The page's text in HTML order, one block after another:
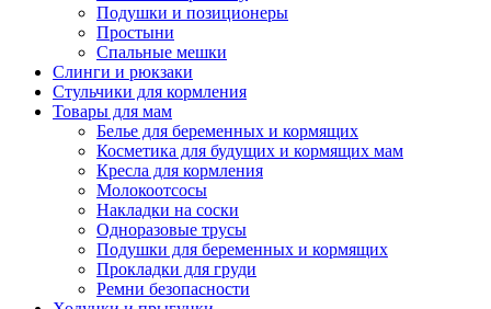
Подушки и позиционеры
Простыни
Спальные мешки
Слинги и рюкзаки
Стульчики для кормления
Товары для мам
Белье для беременных и кормящих
Косметика для будущих и кормящих мам
Кресла для кормления
Молокоотсосы
Накладки на соски
Одноразовые трусы
Подушки для беременных и кормящих
Прокладки для груди
Ремни безопасности